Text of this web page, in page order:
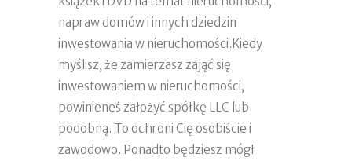
napraw domów i innych dziedzin
inwestowania w nieruchomości.Kiedy
myślisz, że zamierzasz zająć się
inwestowaniem w nieruchomości,
powinieneś założyć spółkę LLC lub
podobną. To ochroni Cię osobiście i
zawodowo. Ponadto będziesz mógł